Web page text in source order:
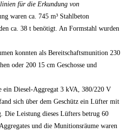
für die Erkundung von
waren ca. 745 m³ Stahlbeton
ca. 38 t benötigt. An Formstahl wurden
konnten als Bereitschaftsmunition 230
oder 200 15 cm Geschosse und
ein Diesel-Aggregat 3 kVA, 380/220 V
sich über dem Geschütz ein Lüfter mit
Die Leistung dieses Lüfters betrug 60
und die Munitionsräume waren